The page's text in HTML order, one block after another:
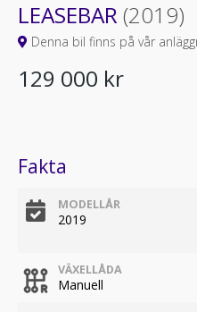
LEASEBAR (2019)
Denna bil finns på vår
129 000 kr
Fakta
MODELLÅR
2019
VÄXELLÅDA
Manuell